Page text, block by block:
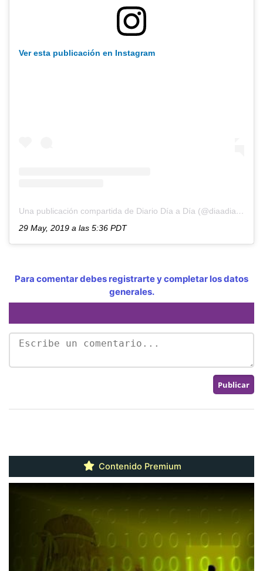
Ver esta publicación en Instagram
Una publicación compartida de Diario Día a Día (@diaadiapa)
29 May, 2019 a las 5:36 PDT
Para comentar debes registrarte y completar los datos
generales.
Contenido Premium